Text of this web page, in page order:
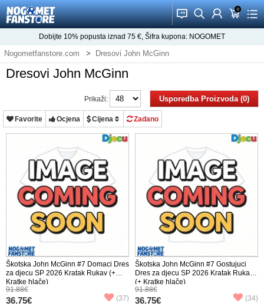
󰂱 󰂨 󰃳 0
󰃦 󰃖
Dobijte 10% popusta iznad 75 €, Šifra kupona: NOGOMET
Nogometfanstore.com Dresovi John McGinn
Dresovi John McGinn
Usporedba Proizvoda (0)
Prikaži:
Favorite Ocjena Cijena Zadano
Škotska John McGinn #7 Domaci Dres
za djecu SP 2026 Kratak Rukav (+
Kratke hlače)
91.88€
36.75€ (37)
Škotska John McGinn #7 Gostujuci
Dres za djecu SP 2026 Kratak Rukav
(+ Kratke hlače)
91.88€
36.75€ (34)